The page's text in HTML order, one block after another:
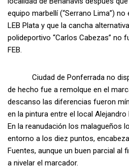
equipo marbellí (“Serrano Lima”)
LEB Plata y que la cancha
polideportivo “Carlos Cabezas” no
FEB.
Ciudad de Ponferrada no
de hecho fue a remolque en el
descanso las diferencias fueron
en la pintura entre el local Alejandro
En la reanudación los malagueños
entorno a los diez puntos,
Fuentes, aunque un buen parcial al
a nivelar el marcador.